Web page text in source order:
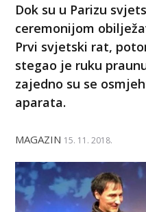
Dok su u Parizu
ceremonijom
Prvi svjetski rat,
stegao je ruku
zajedno su se
aparata.
MAGAZIN 15. 11. 2018.